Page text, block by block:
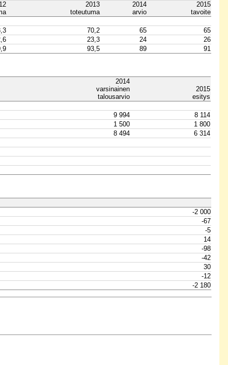
2013
toteutuma
2014
arvio
2015
tavoite
70,2 65
65
23,3 24
26
93,5 89 91
2014
varsinainen
talousarvio
2015
esitys
9 994
8 114
1 500
1 800
8 494
6 314
-2 000
-67
-5
14
-98
-42
30
-12
-2 180